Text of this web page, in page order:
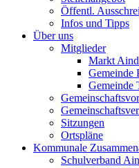
Öffentl.
Infos und Tipps
Über uns
Mitglieder
Markt
Gemeinde
Gemeinde
Sitzungen
Ortspläne
Kommunale
Schulverband